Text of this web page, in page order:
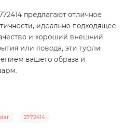
предлагают отличное
идеально подходящее
и хороший внешний
или повода, эти туфли
вашего образа и
2772414